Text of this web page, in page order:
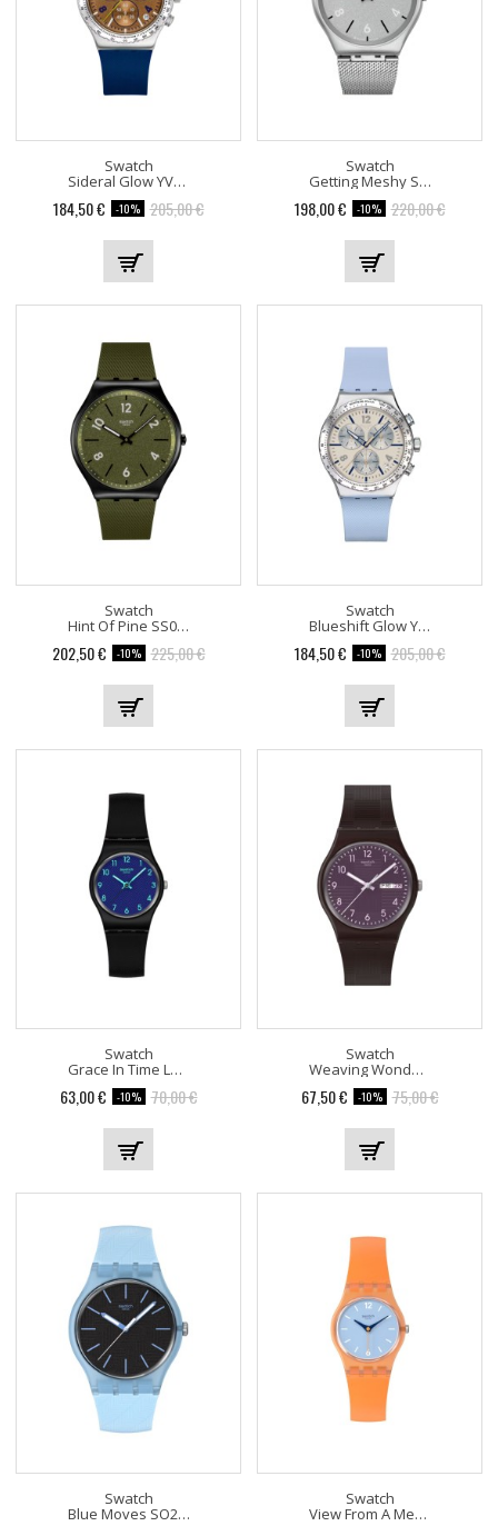
Swatch
Sideral Glow YVS534
184,50 € -10% 205,00 €
Swatch
Getting Meshy SS07S152M
198,00 € -10% 220,00 €
Swatch
Hint Of Pine SS07B115
202,50 € -10% 225,00 €
Swatch
Blueshift Glow YVS536
184,50 € -10% 205,00 €
Swatch
Grace In Time LB188
63,00 € -10% 70,00 €
Swatch
Weaving Wonders SO28C700
67,50 € -10% 75,00 €
Swatch
Blue Moves SO29L101
Swatch
View From A Mesa LO116